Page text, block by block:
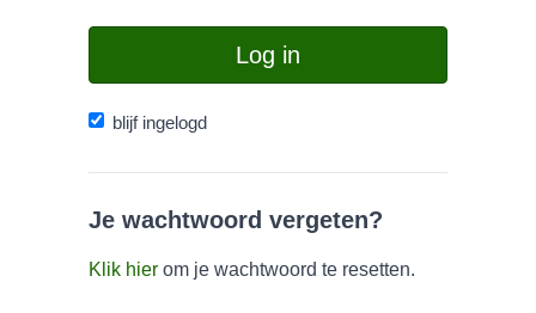
Log in
blijf ingelogd
Je wachtwoord vergeten?
Klik hier om je wachtwoord te resetten.